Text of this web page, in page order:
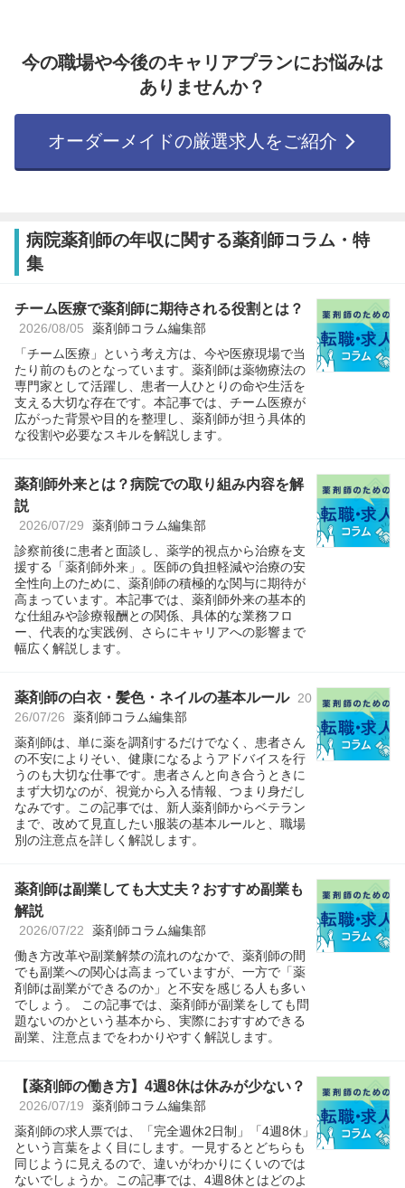
今の職場や今後のキャリアプランにお悩みは
ありませんか？
オーダーメイドの厳選求人をご紹介
病院薬剤師の年収に関する薬剤師コラム・特
集
チーム医療で薬剤師に期待される役割とは？
2026/08/05 薬剤師コラム編集部
「チーム医療」という考え方は、今や医療現場で当
たり前のものとなっています。薬剤師は薬物療法の
専門家として活躍し、患者一人ひとりの命や生活を
支える大切な存在です。本記事では、チーム医療が
広がった背景や目的を整理し、薬剤師が担う具体的
な役割や必要なスキルを解説します。
薬剤師外来とは？病院での取り組み内容を解
説
2026/07/29 薬剤師コラム編集部
診察前後に患者と面談し、薬学的視点から治療を支
援する「薬剤師外来」。医師の負担軽減や治療の安
全性向上のために、薬剤師の積極的な関与に期待が
高まっています。本記事では、薬剤師外来の基本的
な仕組みや診療報酬との関係、具体的な業務フロ
ー、代表的な実践例、さらにキャリアへの影響まで
幅広く解説します。
薬剤師の白衣・髪色・ネイルの基本ルール
20
26/07/26
薬剤師コラム編集部
薬剤師は、単に薬を調剤するだけでなく、患者さん
の不安によりそい、健康になるようアドバイスを行
うのも大切な仕事です。患者さんと向き合うときに
まず大切なのが、視覚から入る情報、つまり身だし
なみです。この記事では、新人薬剤師からベテラン
まで、改めて見直したい服装の基本ルールと、職場
別の注意点を詳しく解説します。
薬剤師は副業しても大丈夫？おすすめ副業も
解説
2026/07/22 薬剤師コラム編集部
働き方改革や副業解禁の流れのなかで、薬剤師の間
でも副業への関心は高まっていますが、一方で「薬
剤師は副業ができるのか」と不安を感じる人も多い
でしょう。 この記事では、薬剤師が副業をしても問
題ないのかという基本から、実際におすすめできる
副業、注意点までをわかりやすく解説します。
【薬剤師の働き方】4週8休は休みが少ない？
2026/07/19 薬剤師コラム編集部
薬剤師の求人票では、「完全週休2日制」「4週8休」
という言葉をよく目にします。一見するとどちらも
同じように見えるので、違いがわかりにくいのでは
ないでしょうか。この記事では、4週8休とはどのよ